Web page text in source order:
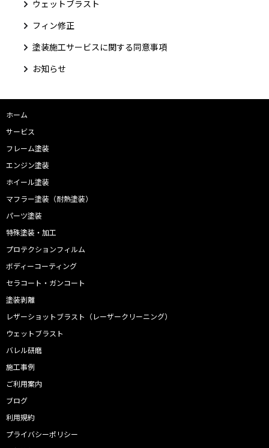
ウェットブラスト
フィン修正
塗装施工サービスに関する同意事項
お知らせ
ホーム
サービス
フレーム塗装
エンジン塗装
ホイール塗装
マフラー塗装（耐熱塗装）
パーツ塗装
特殊塗装・加工
プロテクションフィルム
ボディーコーティング
セラコート・ガンコート
塗装剥離
レザーショットブラスト（レーザークリーニング）
ウェットブラスト
バレル研磨
施工事例
ご利用案内
ブログ
利用規約
プライバシーポリシー